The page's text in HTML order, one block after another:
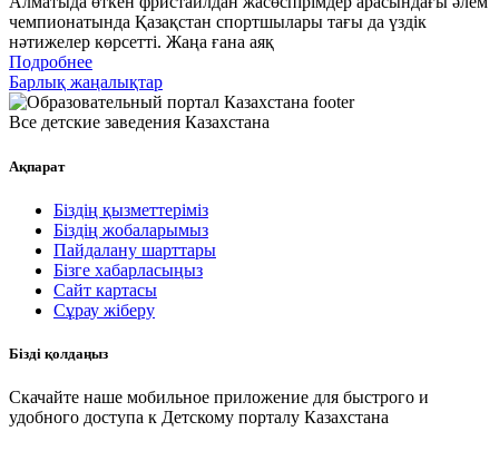
чемпионатында Қазақстан спортшылары тағы да үздік
нәтижелер көрсетті. Жаңа ғана аяқ
Подробнее
Барлық жаңалықтар
Все детские заведения Казахстана
Ақпарат
Біздің қызметтеріміз
Біздің жобаларымыз
Пайдалану шарттары
Бізге хабарласыңыз
Сайт картасы
Сұрау жіберу
Бізді қолдаңыз
Скачайте наше мобильное приложение для быстрого и
удобного доступа к Детскому порталу Казахстана